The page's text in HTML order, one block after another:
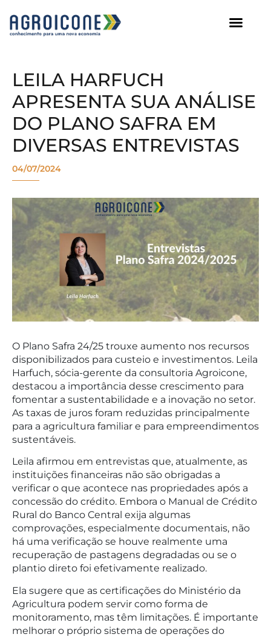
LEILA HARFUCH
APRESENTA SUA ANÁLISE
DO PLANO SAFRA EM
DIVERSAS ENTREVISTAS
04/07/2024
O Plano Safra 24/25 trouxe aumento nos recursos
disponibilizados para custeio e investimentos. Leila
Harfuch, sócia-gerente da consultoria Agroicone,
destacou a importância desse crescimento para
fomentar a sustentabilidade e a inovação no setor.
As taxas de juros foram reduzidas principalmente
para a agricultura familiar e para empreendimentos
sustentáveis.
Leila afirmou em entrevistas que, atualmente, as
instituições financeiras não são obrigadas a
verificar o que acontece nas propriedades após a
concessão do crédito. Embora o Manual de Crédito
Rural do Banco Central exija algumas
comprovações, especialmente documentais, não
há uma verificação se houve realmente uma
recuperação de pastagens degradadas ou se o
plantio direto foi efetivamente realizado.
Ela sugere que as certificações do Ministério da
Agricultura podem servir como forma de
monitoramento, mas têm limitações. É importante
melhorar o próprio sistema de operações do